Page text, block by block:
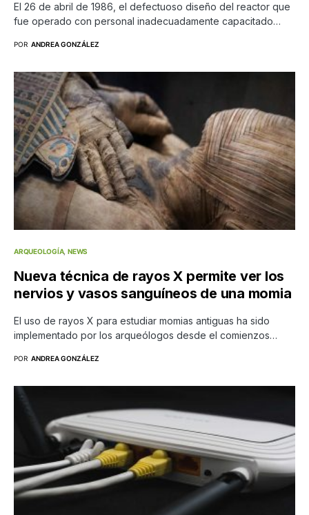
El 26 de abril de 1986, el defectuoso diseño del reactor que
fue operado con personal inadecuadamente capacitado…
POR ANDREA GONZÁLEZ
ARQUEOLOGÍA NEWS
Nueva técnica de rayos X permite ver los
nervios y vasos sanguíneos de una momia
El uso de rayos X para estudiar momias antiguas ha sido
implementado por los arqueólogos desde el comienzos…
POR ANDREA GONZÁLEZ